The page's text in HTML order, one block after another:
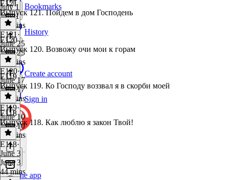
Bookmarks
History
Create account
Sign in
Get the app
July 1
July 1
23 mins
E121
Выпуск 121. Пойдем в дом Господень
E121 ·
June 25
June 25
19 mins
E120
Выпуск 120. Возвожу очи мои к горам
E120·
June 17
June 17
21 mins
E119
Выпуск 119. Ко Господу воззвал я в скорби моей
E119·
June 10
June 10
20 mins
E118
Выпуск 118. Как люблю я закон Твой!
E118·
June 3
June 3
44 mins